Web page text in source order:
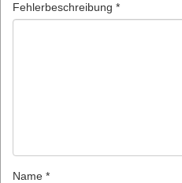
Fehlerbeschreibung *
Name *